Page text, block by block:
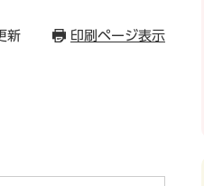
新 印刷ページ表示